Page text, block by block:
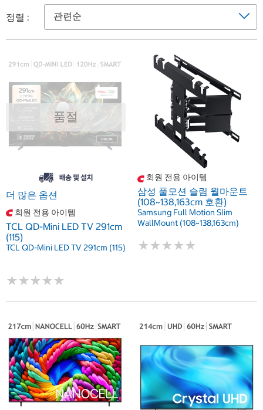
정렬 :
품절
더 많은 옵션
회원 전용 아이템
TCL QD-Mini LED TV 291cm
(115)
TCL QD-Mini LED TV 291cm (115)
★★★★★
★★★★★
회원 전용 아이템
삼성 풀모션 슬림 월마운트
(108~138,163cm 호환)
Samsung Full Motion Slim
WallMount (108~138,163cm)
★★★★★
★★★★★